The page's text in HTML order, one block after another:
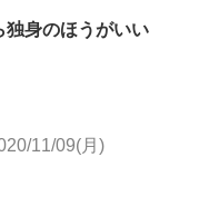
独身のほうがいい
11/09(月)